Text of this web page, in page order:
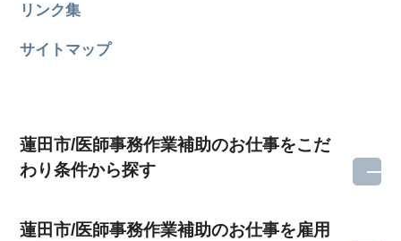
リンク集
サイトマップ
蓮田市/医師事務作業補助のお仕事をこだ
わり条件から探す
蓮田市/医師事務作業補助のお仕事を雇用